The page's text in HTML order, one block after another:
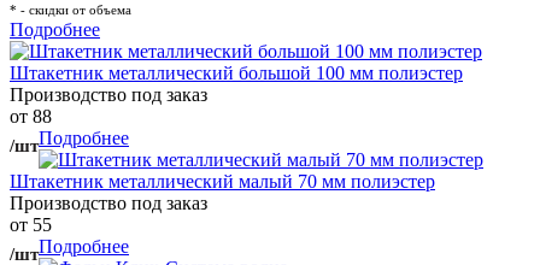
* - скидки от объема
Подробнее
Штакетник металлический большой 100 мм полиэстер
Производство под заказ
от 88
/штПодробнее
Штакетник металлический малый 70 мм полиэстер
Производство под заказ
от 55
/штПодробнее